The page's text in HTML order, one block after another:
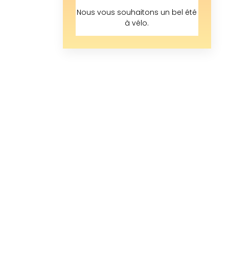
Nous vous souhaitons un bel été
à vélo.